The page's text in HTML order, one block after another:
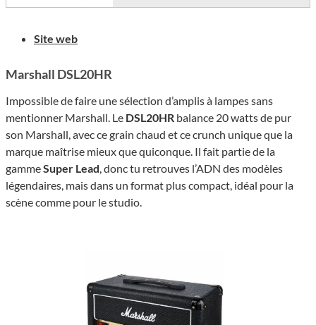
Site web
Marshall DSL20HR
Impossible de faire une sélection d’amplis à lampes sans
mentionner Marshall. Le DSL20HR balance 20 watts de pur
son Marshall, avec ce grain chaud et ce crunch unique que la
marque maîtrise mieux que quiconque. Il fait partie de la
gammeSuper Lead, donc tu retrouves l’ADN des modèles
légendaires, mais dans un format plus compact, idéal pour la
scène comme pour le studio.